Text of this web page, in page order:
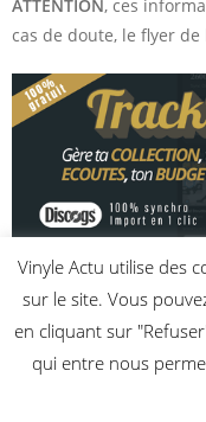
ATTENTION, ces
cas de doute, le flyer
Aucune foire aux
Vinyle Actu utilise des
sur le site. Vous
en cliquant sur
qui entre nous